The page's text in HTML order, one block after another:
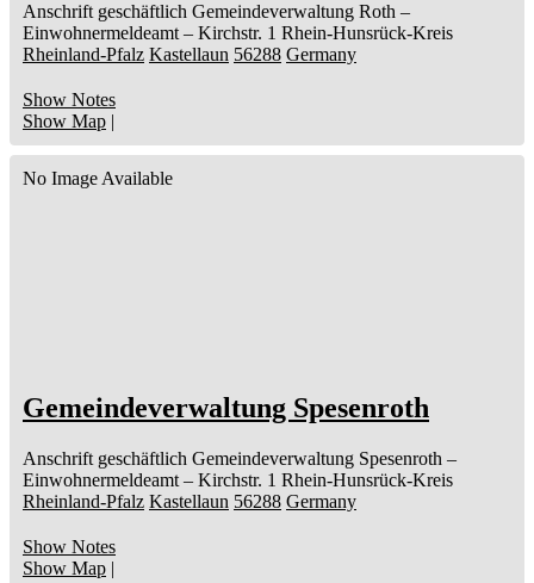
Anschrift geschäftlich Gemeindeverwaltung Roth –
Einwohnermeldeamt – Kirchstr. 1 Rhein-Hunsrück-Kreis
Rheinland-Pfalz Kastellaun 56288 Germany
Show Notes
Show Map |
No Image Available
Gemeindeverwaltung Spesenroth
Anschrift geschäftlich Gemeindeverwaltung Spesenroth –
Einwohnermeldeamt – Kirchstr. 1 Rhein-Hunsrück-Kreis
Rheinland-Pfalz Kastellaun 56288 Germany
Show Notes
Show Map |